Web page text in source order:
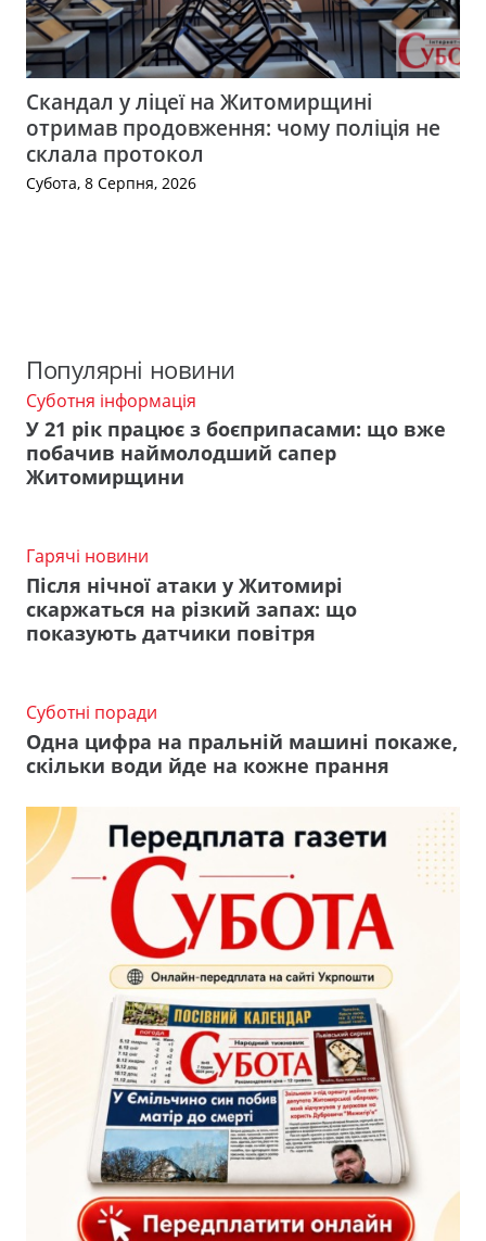
Скандал у ліцеї на Житомирщині
отримав продовження: чому поліція не
склала протокол
Субота, 8 Серпня, 2026
Популярні новини
Суботня інформація
У 21 рік працює з боєприпасами: що вже
побачив наймолодший сапер
Житомирщини
Гарячі новини
Після нічної атаки у Житомирі
скаржаться на різкий запах: що
показують датчики повітря
Суботні поради
Одна цифра на пральній машині покаже,
скільки води йде на кожне прання